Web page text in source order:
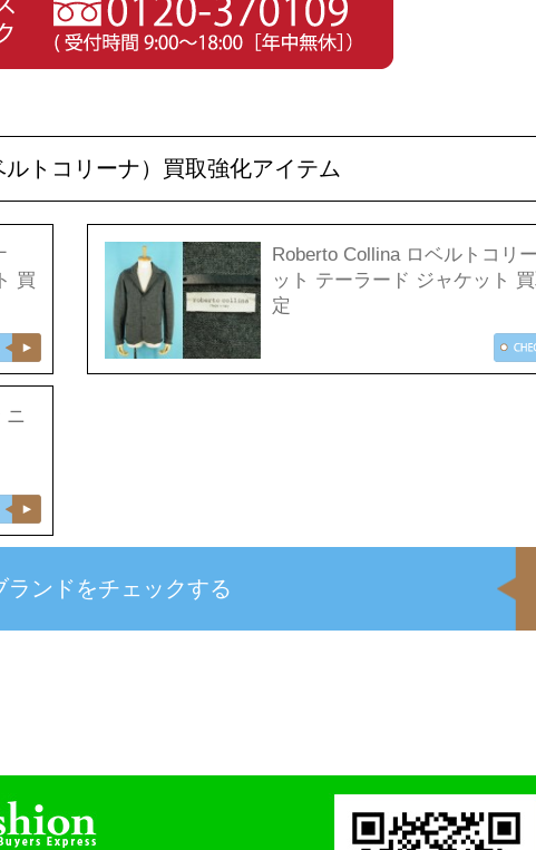
トコリーナ）買取強化アイテム
買
Roberto Collina ロベルトコリ
ット テーラード ジャケット
定
ニ
ランドをチェックする